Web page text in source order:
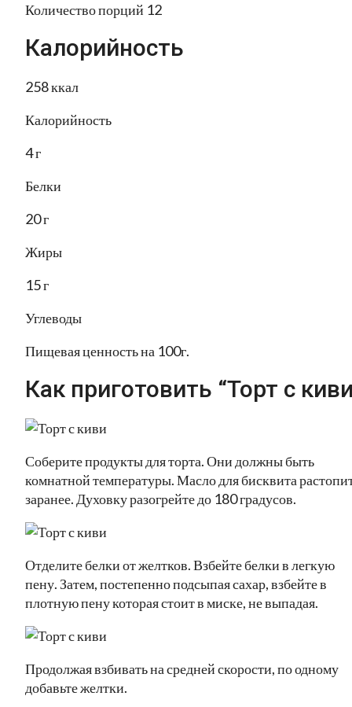
Количество порций 12
Калорийность
258 ккал
Калорийность
4 г
Белки
20 г
Жиры
15 г
Углеводы
Пищевая ценность на 100г.
Как приготовить “Торт с
Соберите продукты для торта. Они должны быть
комнатной температуры. Масло для бисквита
заранее. Духовку разогрейте до 180 градусов.
Отделите белки от желтков. Взбейте белки в легкую
пену. Затем, постепенно подсыпая сахар, взбейте в
плотную пену которая стоит в миске, не выпадая.
Продолжая взбивать на средней скорости, по одному
добавьте желтки.